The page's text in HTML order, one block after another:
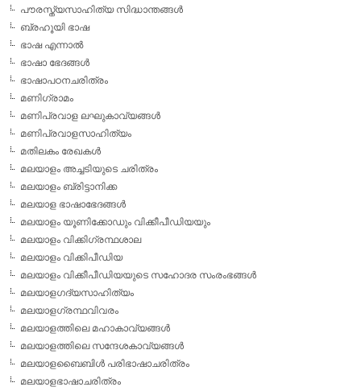
പൗരസ്ത്യസാഹിത്യ സിദ്ധാന്തങ്ങള്‍
ബ്രഹൂയി ഭാഷ
ഭാഷ എന്നാല്‍
ഭാഷാ ഭേദങ്ങള്‍
ഭാഷാപഠനചരിത്രം
മണിഗ്രാമം
മണിപ്രവാള ലഘുകാവ്യങ്ങള്‍
മണിപ്രവാളസാഹിത്യം
മതിലകം രേഖകള്‍
മലയാളം അച്ചടിയുടെ ചരിത്രം
മലയാളം ബ്രിട്ടാനിക്ക
മലയാള ഭാഷാഭേദങ്ങള്‍
മലയാളം യൂണിക്കോഡും വിക്കീപീഡിയയും
മലയാളം വിക്കിഗ്രന്ഥശാല
മലയാളം വിക്കിപീഡിയ
മലയാളം വിക്കീപീഡിയയുടെ സഹോദര സംരംഭങ്ങള്‍
മലയാളഗദ്യസാഹിത്യം
മലയാളഗ്രന്ഥവിവരം
മലയാളത്തിലെ മഹാകാവ്യങ്ങള്‍
മലയാളത്തിലെ സന്ദേശകാവ്യങ്ങള്‍
മലയാളബൈബിള്‍ പരിഭാഷാചരിത്രം
മലയാളഭാഷാചരിത്രം